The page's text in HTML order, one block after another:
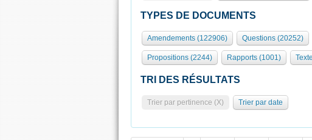
TYPES DE DOCUMENTS
Amendements (122906) Questions (20252)
Propositions (2244) Rapports (1001)
TRI DES RÉSULTATS
Trier par pertinence (X) Trier par date